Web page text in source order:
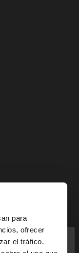
para
ofrecer
el tráfico.